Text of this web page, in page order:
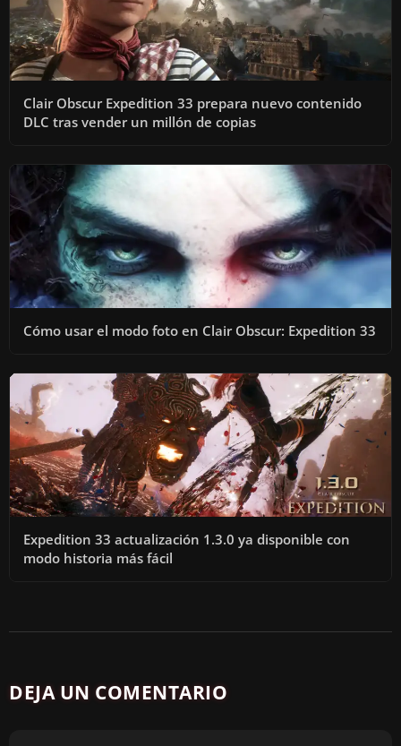
Clair Obscur Expedition 33 prepara nuevo contenido
DLC tras vender un millón de copias
Cómo usar el modo foto en Clair Obscur: Expedition 33
Expedition 33 actualización 1.3.0 ya disponible con
modo historia más fácil
DEJA UN COMENTARIO